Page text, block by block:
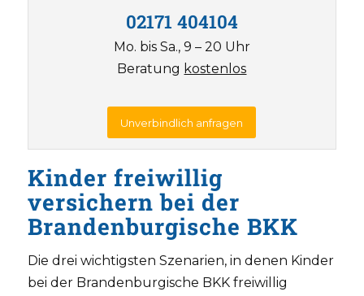
02171 404104
Mo. bis Sa., 9 – 20 Uhr
Beratung kostenlos
Unverbindlich anfragen
Kinder freiwillig
versichern bei der
Brandenburgische BKK
Die drei wichtigsten Szenarien, in denen Kinder
bei der Brandenburgische BKK freiwillig